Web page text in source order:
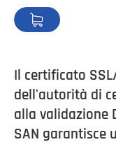
Il certificato
dell'autorità di
alla validazione
SAN garantisce